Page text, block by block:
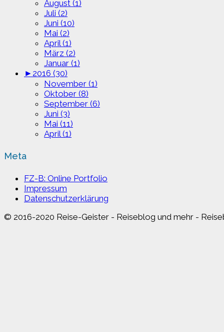
August (1)
Juli (2)
Juni (10)
Mai (2)
April (1)
März (2)
Januar (1)
► 2016 (30)
November (1)
Oktober (8)
September (6)
Juni (3)
Mai (11)
April (1)
Meta
FZ-B: Online Portfolio
Impressum
Datenschutzerklärung
© 2016-2020 Reise-Geister - Reiseblog und mehr -